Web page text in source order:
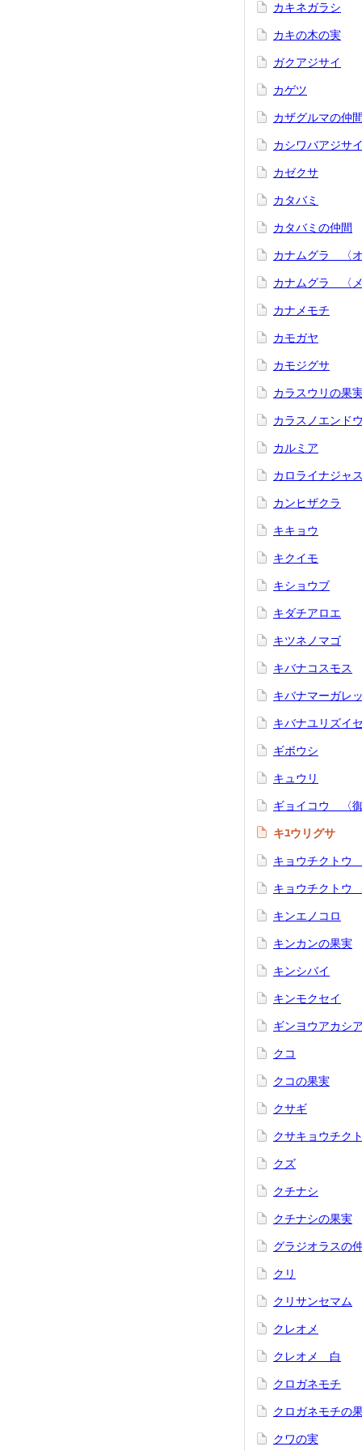
カキネガラシ
カキの木の実
ガクアジサイ
カゲツ
カザグルマの仲間
カシワバアジサ
カゼクサ
カタバミ
カタバミの仲間
カナムグラ 〈オ
カナムグラ 〈
カナメモチ
カモガヤ
カモジグサ
カラスウリの果
カラスノエンドウ
カルミア
カロライナジャ
カンヒザクラ
キキョウ
キクイモ
キショウブ
キダチアロエ
キツネノマゴ
キバナコスモス
キバナマーガレ
キバナユリズイ
ギボウシ
キュウリ
ギョイコウ 〈御
キﾕウリグサ
キョウチクトウ
キョウチクトウ
キンエノコロ
キンカンの果実
キンシバイ
キンモクセイ
ギンヨウアカシア
クコ
クコの果実
クサギ
クサキョウチク
クズ
クチナシ
クチナシの果実
グラジオラスの
クリ
クリサンセマム
クレオメ
クレオメ 白
クロガネモチ
クロガネモチの
クワの実